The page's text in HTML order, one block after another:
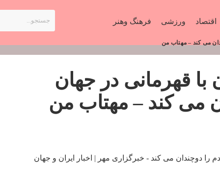
اقتصاد ورزشی فرهنگ وهنر
می کند – مهتاب من
با قهرمانی در جهان
می کند – مهتاب من